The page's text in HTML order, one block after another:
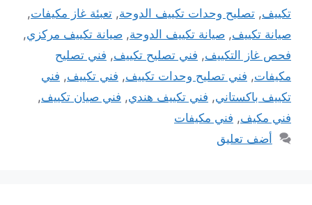
تكييف, تصليح وحدات تكييف الدوحة, تعبئة غاز مكيفات,
صيانة تكييف, صيانة تكييف الدوحة, صيانة تكييف مركزي,
فحص غاز التكييف, فني تصليح تكييف, فني تصليح
مكيفات, فني تصليح وحدات تكييف, فني تكييف, فني
تكييف باكستاني, فني تكييف هندي, فني صيان تكييف,
فني مكيف, فني مكيفات
أضف تعليق